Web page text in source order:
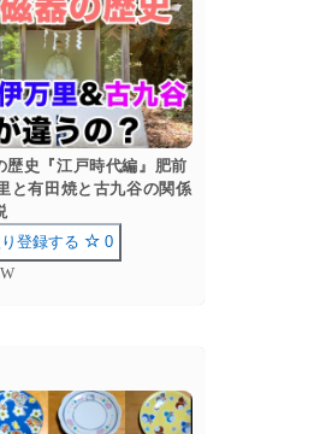
歴史『江戸時代編』肥前
と有田焼と古九谷の関係
登録する
0